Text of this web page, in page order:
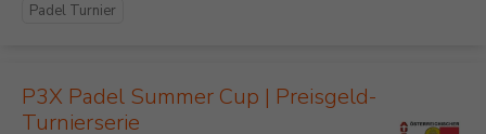
Padel Turnier
P3X Padel Summer Cup | Preisgeld-
Turnierserie